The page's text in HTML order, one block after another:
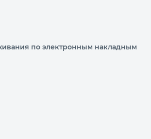
по электронным накладным